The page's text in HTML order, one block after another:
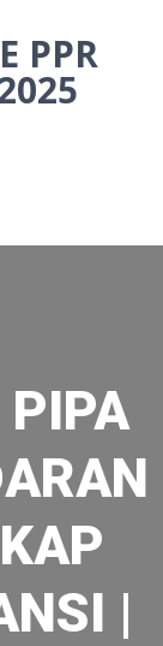
PPR
PIPA
|